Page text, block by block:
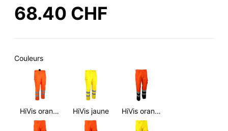
68.40 CHF
Couleurs
HiVis orange HiVis jaune HiVis orange/noir